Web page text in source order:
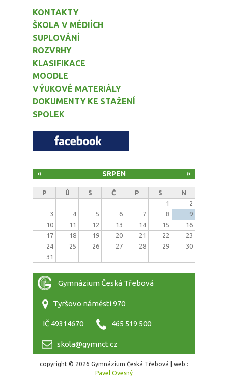
KONTAKTY
ŠKOLA V MÉDIÍCH
SUPLOVÁNÍ
ROZVRHY
KLASIFIKACE
MOODLE
VÝUKOVÉ MATERIÁLY
DOKUMENTY KE STAŽENÍ
SPOLEK
SRPEN
« »
P Ú S Č P S
N
1
2
3
4 5 6 7 8
9
10
11 12 13 14 15
16
17
18 19 20 21 22
23
24
25 26 27 28 29
30
31
Gymnázium Česká Třebová
Tyršovo náměstí 970
IČ 49314670 465 519 500
skola@gymnct.cz
copyright © 2026 Gymnázium Česká Třebová | web :
Pavel Ovesný